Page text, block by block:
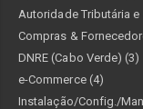
Autoridade Tributária e
Compras &
DNRE (Cabo Verde) (3)
e-Commerce (4)
Instalação/Config./